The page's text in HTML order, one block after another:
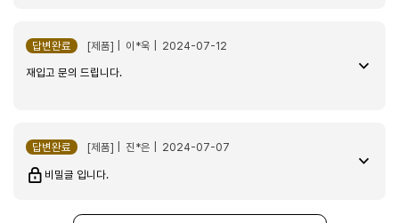
답변완료
[제품] | 이*욱 | 2024-07-12
재입고 문의 드립니다.
답변완료 [제품] | 진*은 | 2024-07-07
비밀글 입니다.